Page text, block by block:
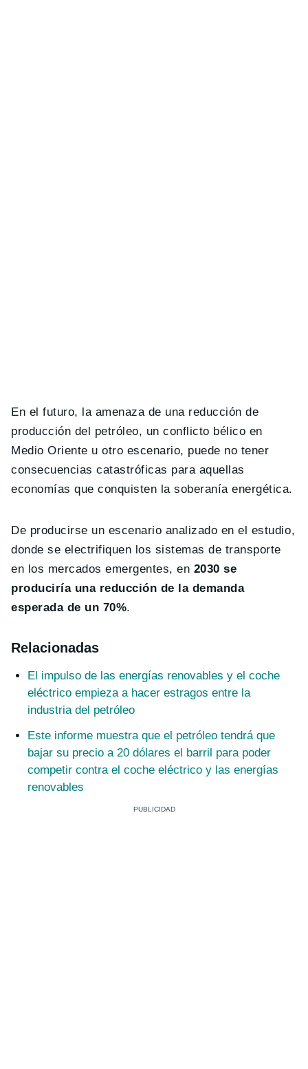
En el futuro, la amenaza de una reducción de
producción del petróleo, un conflicto bélico en
Medio Oriente u otro escenario, puede no tener
consecuencias catastróficas para aquellas
economías que conquisten la soberanía energética.
De producirse un escenario analizado en el estudio,
donde se electrifiquen los sistemas de transporte
en los mercados emergentes, en 2030 se
produciría una reducción de la demanda
esperada de un 70%.
Relacionadas
El impulso de las energías renovables y el coche
eléctrico empieza a hacer estragos entre la
industria del petróleo
Este informe muestra que el petróleo tendrá que
bajar su precio a 20 dólares el barril para poder
competir contra el coche eléctrico y las energías
renovables